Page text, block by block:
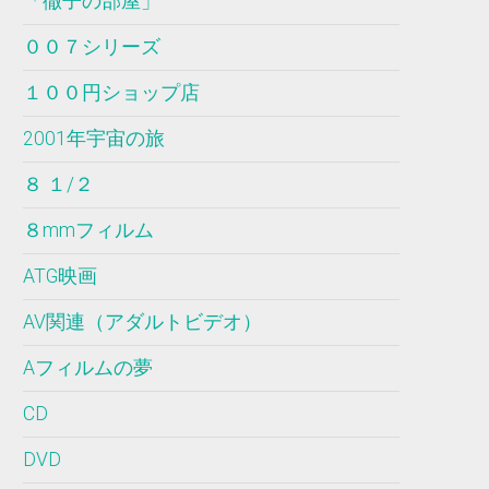
００７シリーズ
１００円ショップ店
2001年宇宙の旅
８ １/２
８mmフィルム
ATG映画
AV関連（アダルトビデオ）
Aフィルムの夢
CD
DVD